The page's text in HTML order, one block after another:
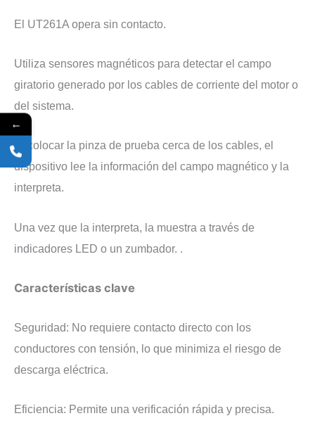
​El UT261A opera sin contacto.
Utiliza sensores magnéticos para detectar el campo
giratorio generado por los cables de corriente del motor o
del sistema.
Al colocar la pinza de prueba cerca de los cables, el
dispositivo lee la información del campo magnético y la
interpreta.
Una vez que la interpreta, la muestra a través de
indicadores LED o un zumbador. .
Características clave
​Seguridad: No requiere contacto directo con los
conductores con tensión, lo que minimiza el riesgo de
descarga eléctrica.
​Eficiencia: Permite una verificación rápida y precisa.
←